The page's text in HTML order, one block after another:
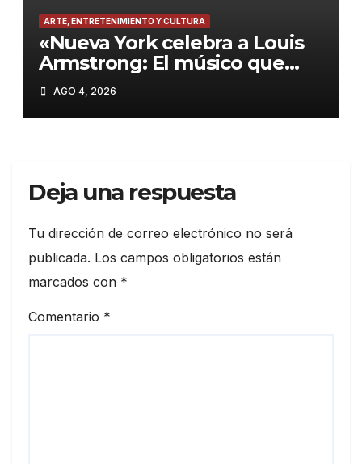
ARTE, ENTRETENIMIENTO Y CULTURA
«Nueva York celebra a Louis
Armstrong: El músico que
inmortalizó el jazz»
AGO 4, 2026
Deja una respuesta
Tu dirección de correo electrónico no será
publicada. Los campos obligatorios están
marcados con *
Comentario *